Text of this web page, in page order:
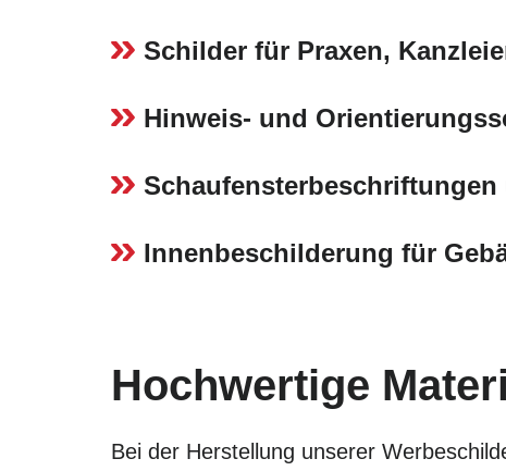
Schilder für Praxen,
Hinweis- und
Schaufensterbeschriftungen
Innenbeschilderung für
Hochwertige
Bei der Herstellung unserer